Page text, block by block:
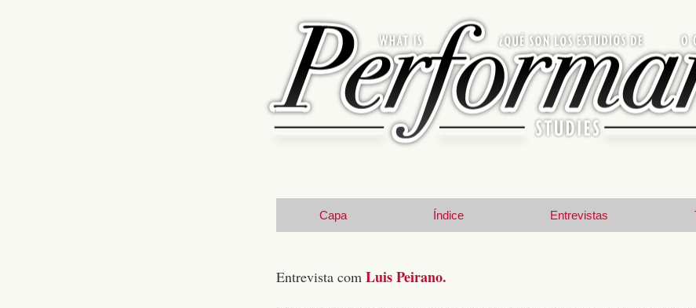
Capa Índice Entrevistas
Entrevista com Luis Peirano.